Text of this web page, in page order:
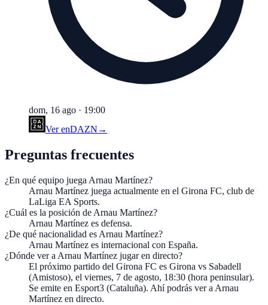
dom, 16 ago · 19:00
Ver enDAZN →
Preguntas frecuentes
¿En qué equipo juega Arnau Martínez?
Arnau Martínez juega actualmente en el Girona FC, club de
LaLiga EA Sports.
¿Cuál es la posición de Arnau Martínez?
Arnau Martínez es defensa.
¿De qué nacionalidad es Arnau Martínez?
Arnau Martínez es internacional con España.
¿Dónde ver a Arnau Martínez jugar en directo?
El próximo partido del Girona FC es Girona vs Sabadell
(Amistoso), el viernes, 7 de agosto, 18:30 (hora peninsular).
Se emite en Esport3 (Cataluña). Ahí podrás ver a Arnau
Martínez en directo.